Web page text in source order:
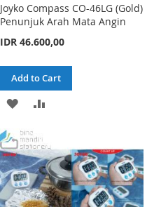
Joyko Compass CO-46LG (Gold)
Penunjuk Arah Mata Angin
IDR 46.600,00
Add to Cart
ADD
WISH
LIST
COMPARE